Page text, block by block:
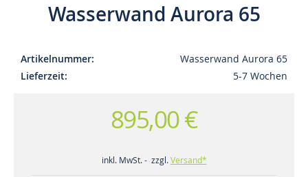
Wasserwand Aurora 65
Artikelnummer
Wasserwand Aurora 65
Lieferzeit
5-7 Wochen
895,00 €
inkl. MwSt. - zzgl.Versand*